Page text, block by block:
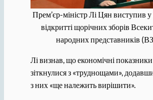
Прем’єр-міністр Лі Цян виступив у
відкритті щорічних зборів
народних представників
Лі визнав, що економічні
зіткнулися з «труднощами»,
з них «ще належить вирішити».